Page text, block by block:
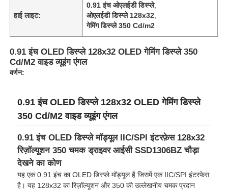
हाई लाइट:
0.91 इंच ओएलईडी डिस्प्ले,
ओएलईडी डिस्प्ले 128x32
गेमिंग डिस्प्ले 350 Cd/m2
0.91 इंच OLED डिस्प्ले 128x32 OLED गेमिंग डिस्प्ले 350
Cd/M2 वाइड व्यूइंग एंगल
वर्णन:
0.91 इंच OLED डिस्प्ले 128x32 OLED गेमिंग डिस्प्ले
350 Cd/M2 वाइड व्यूइंग एंगल
0.91 इंच OLED डिस्प्ले मॉड्यूल IIC/SPI इंटरफ़ेस 128x32
रिज़ॉल्यूशन 350 चमक ड्राइवर आईसी SSD1306BZ चौड़ा
देखने का कोण
यह एक 0.91 इंच का OLED डिस्प्ले मॉड्यूल है जिसमें एक IIC/SPI इंटरफेस
है। यह 128x32 का रिज़ॉल्यूशन और 350 की उल्लेखनीय चमक प्रदान